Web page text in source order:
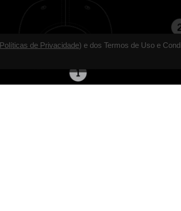
Políticas de Privacidade) e dos Termos de Uso e